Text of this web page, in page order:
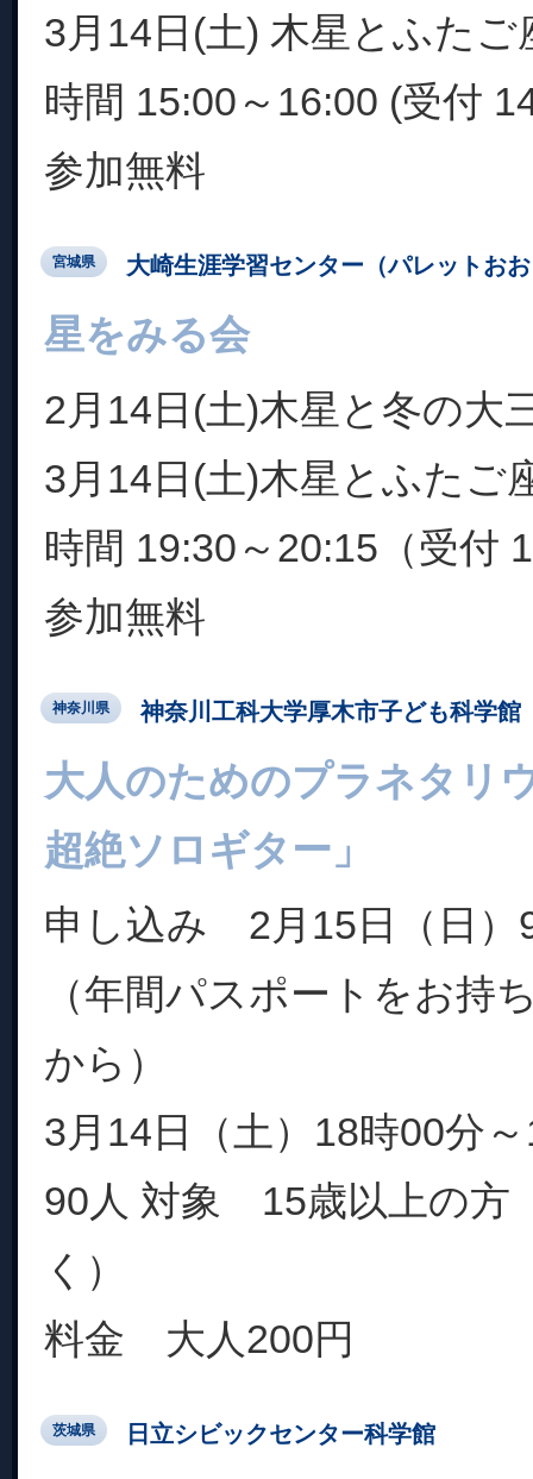
3月14日(土) 木星とふたご
時間 15:00～16:00 (受付
参加無料
宮城県 大崎生涯学習センター（パレットお
星をみる会
2月14日(土)木星と冬の大
3月14日(土)木星とふたご
時間 19:30～20:15（受付
参加無料
神奈川県 神奈川工科大学厚木市子ども科学館
大人のためのプラネタリ
超絶ソロギター」
申し込み 2月15日（日）
（年間パスポートをお持
から）
3月14日（土）18時00分
90人 対象 15歳以上の方
く）
料金 大人200円
茨城県 日立シビックセンター科学館